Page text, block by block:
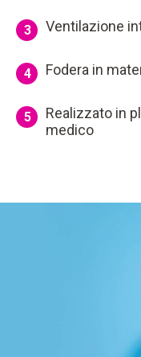
3 Ventilazione
4 Fodera in
5
Realizzato in
medico